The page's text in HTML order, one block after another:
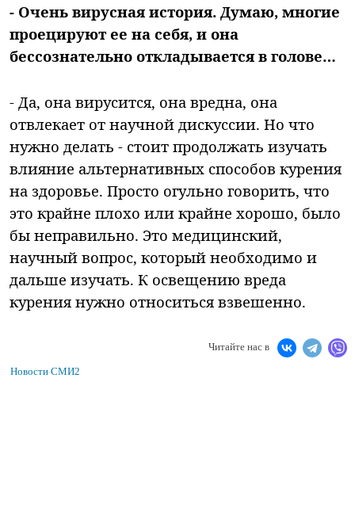
- Очень вирусная история. Думаю, многие
проецируют ее на себя, и она
бессознательно откладывается в голове…
- Да, она вирусится, она вредна, она
отвлекает от научной дискуссии. Но что
нужно делать - стоит продолжать изучать
влияние альтернативных способов курения
на здоровье. Просто огульно говорить, что
это крайне плохо или крайне хорошо, было
бы неправильно. Это медицинский,
научный вопрос, который необходимо и
дальше изучать. К освещению вреда
курения нужно относиться взвешенно.
Читайте нас в
Новости СМИ2